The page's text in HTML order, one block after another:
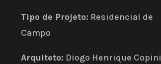
Tipo de Projeto: Residencial de
Campo
Arquiteto: Diogo Henrique Copini